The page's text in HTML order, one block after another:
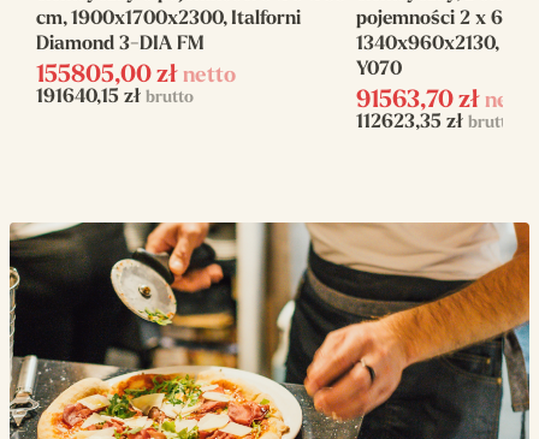
Linia Italforni Euro Classic
Ilość komór 3
Zasilanie elektryczne
Rozmiar
komory(mm)
930x630x170
cm, 1900x1700x2300, Italforni
Diamond 3-DIA FM
155805,00 zł netto
191640,15 zł brutto
pojemności 2 x 6 x
1340x960x2130,
Y070
91563,70 zł netto
112623,35 zł brutto